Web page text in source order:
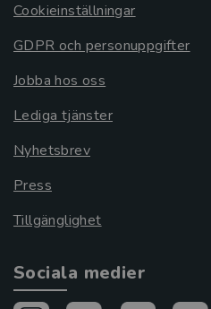
Cookieinställningar
GDPR och personuppgifter
Jobba hos oss
Lediga tjänster
Nyhetsbrev
Press
Tillgänglighet
Sociala medier